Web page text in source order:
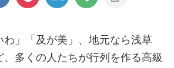
わ」「及が美」、地元なら浅草
、多くの人たちが行列を作る高級